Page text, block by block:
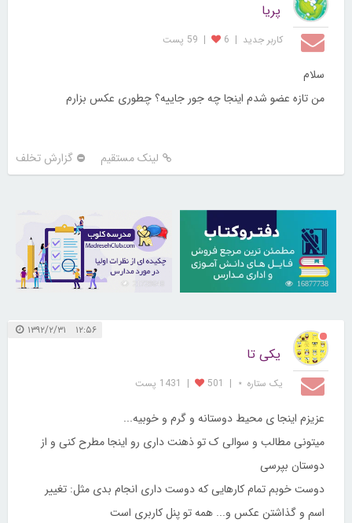
پریا
کاربر جديد |
6
| 59 پست
سلام
من تازه عضو شدم اینجا چه جور جاییه؟ چطوری عکس بزارم
لینک مستقیم گزارش تخلف
16877738
۱۲:۵۶ ۱۳۹۲/۲/۳۱
یکی تا
یک ستاره ⋆ |
501
| 1431 پست
عزیزم اینجا ی محیط دوستانه و گرم و خوبیه...
میتونی مطالب و سوالی ک تو ذهنت داری رو اینجا مطرح کنی و از
دوستان بپرسی
دوست خوبم تمام کارهایی که دوست داری انجام بدی مثل: تغییر
اسم و گذاشتن عکس و... همه تو پنل کاربری است